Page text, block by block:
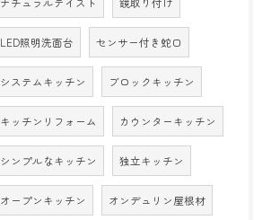
LED照明洗面台 センサー付き蛇口
システムキッチン ブロックキッチン
キッチンリフォーム カウンターキッチン
シンプルなキッチン 独立キッチン
オープンキッチン オンデュリン屋根材